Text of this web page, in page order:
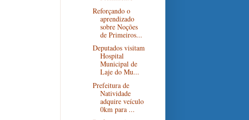
Reforçando o
aprendizado
sobre Noções
de Primeiros...
Deputados visitam
Hospital
Municipal de
Laje do Mu...
Prefeitura de
Natividade
adquire veículo
0km para ...